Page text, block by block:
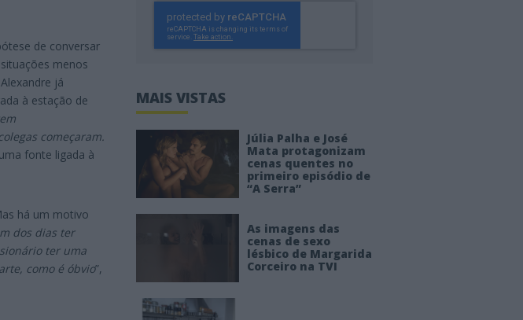
de conversar
menos
já
à estação de
começaram.
fonte ligada à
há um motivo
dos dias ter
ter uma
como é óbvio”,
MAIS VISTAS
Júlia Palha e José
Mata protagonizam
cenas quentes no
primeiro episódio de
“A Serra”
As imagens das
cenas de sexo
lésbico de Margarida
Corceiro na TVI